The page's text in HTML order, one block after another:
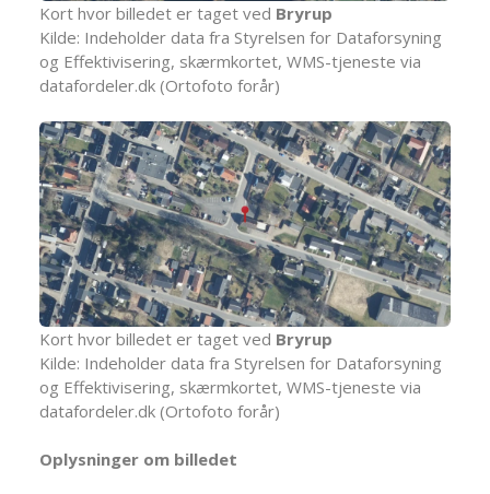
Kort hvor billedet er taget ved Bryrup
Kilde: Indeholder data fra Styrelsen for Dataforsyning
og Effektivisering, skærmkortet, WMS-tjeneste via
datafordeler.dk (Ortofoto forår)
Kort hvor billedet er taget ved Bryrup
Kilde: Indeholder data fra Styrelsen for Dataforsyning
og Effektivisering, skærmkortet, WMS-tjeneste via
datafordeler.dk (Ortofoto forår)
Oplysninger om billedet